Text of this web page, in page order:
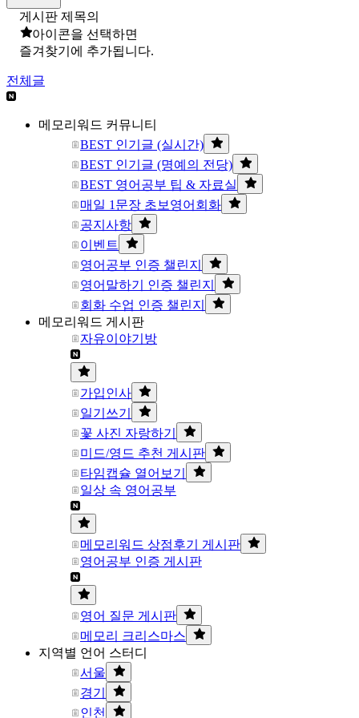
게시판 제목의
아이콘을 선택하면
즐겨찾기에 추가됩니다.
전체글
메모리워드 커뮤니티
BEST 인기글 (실시간)
BEST 인기글 (명예의 전당)
BEST 영어공부 팁 & 자료실
매일 1문장 초보영어회화
공지사항
이벤트
영어공부 인증 챌린지
영어말하기 인증 챌린지
회화 수업 인증 챌린지
메모리워드 게시판
자유이야기방
가입인사
일기쓰기
꽃 사진 자랑하기
미드/영드 추천 게시판
타임캡슐 열어보기
일상 속 영어공부
메모리워드 상점후기 게시판
영어공부 인증 게시판
영어 질문 게시판
메모리 크리스마스
지역별 언어 스터디
서울
경기
인천